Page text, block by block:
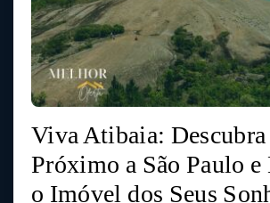
Viva Atibaia: Descubra
Próximo a São Paulo e
o Imóvel dos Seus